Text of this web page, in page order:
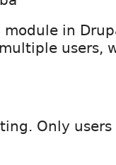
in
users,
Only